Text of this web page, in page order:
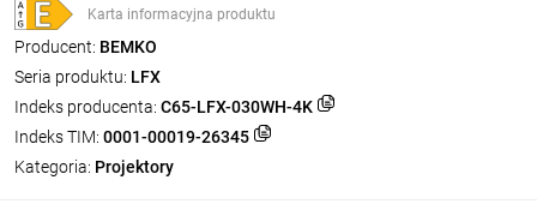
Karta informacyjna produktu
Producent: BEMKO
Seria produktu: LFX
Indeks producenta: C65-LFX-030WH-4K
Indeks TIM: 0001-00019-26345
Kategoria: Projektory